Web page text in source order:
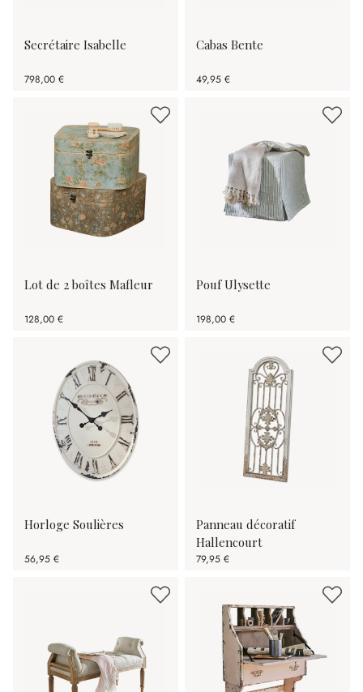
Secrétaire Isabelle
798,00 €
Cabas Bente
49,95 €
Lot de 2 boîtes Mafleur
128,00 €
Pouf Ulysette
198,00 €
Horloge Soulières
56,95 €
Panneau décoratif
Hallencourt
79,95 €